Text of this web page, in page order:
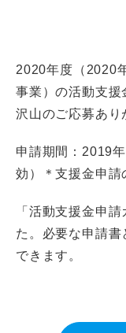
2020年度（2020
事業）の活動支援
沢山のご応募あり
申請期間：2019
効）＊支援金申請
「活動支援金申
た。必要な申請書
できます。